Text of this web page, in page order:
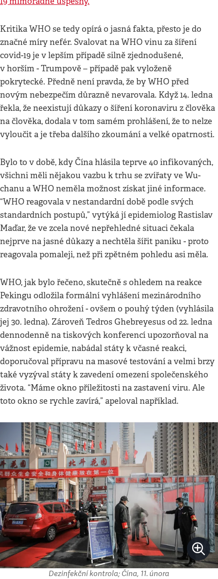
Kritika WHO se tedy opírá o jasná fakta, přesto je do
značné míry nefér. Svalovat na WHO vinu za šíření
covid-19 je v lepším případě silně zjednodušené,
v horším - Trumpově – případě pak vyloženě
pokrytecké. Předně není pravda, že by WHO před
novým nebezpečím důrazně nevarovala. Když 14. ledna
řekla, že neexistují důkazy o šíření koronaviru z člověka
na člověka, dodala v tom samém prohlášení, že to nelze
vyloučit a je třeba dalšího zkoumání a velké opatrnosti.
Bylo to v době, kdy Čína hlásila teprve 40 infikovaných,
všichni měli nějakou vazbu k trhu se zvířaty ve Wu-
chanu a WHO neměla možnost získat jiné informace.
“WHO reagovala v nestandardní době podle svých
standardních postupů,” vytýká jí epidemiolog Rastislav
Maďar, že ve zcela nové nepřehledné situaci čekala
nejprve na jasné důkazy a nechtěla šířit paniku - proto
reagovala pomaleji, než při zpětném pohledu asi měla.
WHO, jak bylo řečeno, skutečně s ohledem na reakce
Pekingu odložila formální vyhlášení mezinárodního
zdravotního ohrožení - ovšem o pouhý týden (vyhlásila
jej 30. ledna). Zároveň Tedros Ghebreyesus od 22. ledna
dennodenně na tiskových konferencí upozorňoval na
vážnost epidemie, nabádal státy k včasné reakci,
doporučoval přípravu na masové testování a velmi brzy
také vyzýval státy k zavedení omezení společenského
života. “Máme okno příležitosti na zastavení viru. Ale
toto okno se rychle zavírá,” apeloval například.
Dezinfekční kontrola; Čína, 11. února